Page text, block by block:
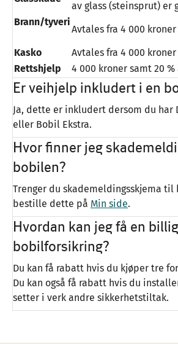
av glass (steinsprut) er
Brann/tyveri
Avtales fra 4 000 kroner
Kasko
Avtales fra 4 000 kroner
Rettshjelp
4 000 kroner samt 20
Er veihjelp inkludert i en
Ja, dette er inkludert dersom du har
eller Bobil Ekstra.
Hvor finner jeg
bobilen?
Trenger du skademeldingsskjema til
bestille dette på Min side.
Hvordan kan jeg få en
bobilforsikring?
Du kan få rabatt hvis du kjøper tre
Du kan også få rabatt hvis du
setter i verk andre sikkerhetstiltak.